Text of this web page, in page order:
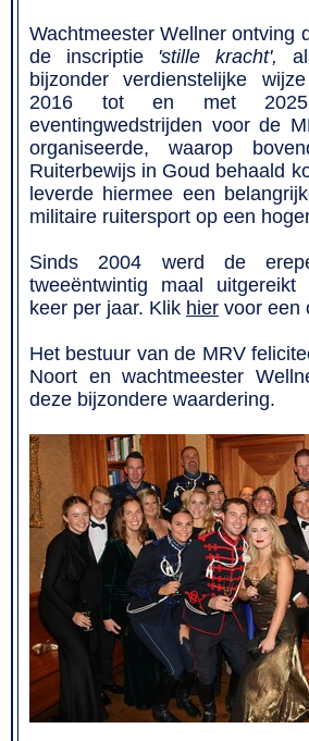
Wachtmeester Wellner ontving
de inscriptie 'stille kracht',
bijzonder verdienstelijke
2016 tot en met
eventingwedstrijden voor de
organiseerde, waarop
Ruiterbewijs in Goud behaald
leverde hiermee een
militaire ruitersport op een
Sinds 2004 werd de
tweeëntwintig maal
keer per jaar. Klik hier voor een
Het bestuur van de MRV
Noort en wachtmeester
deze bijzondere waardering.